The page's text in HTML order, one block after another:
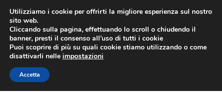
contenuto
Utilizziamo i cookie per offrirti la migliore esperienza sul nostro
sito web.
Cliccando sulla pagina, effettuando lo scroll o chiudendo il
banner, presti il consenso all’uso di tutti i cookie
Puoi scoprire di più su quali cookie stiamo utilizzando o come
disattivarli nelle impostazioni
Accetta